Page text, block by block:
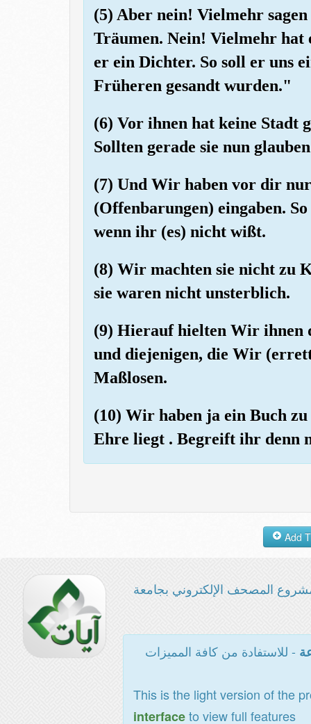
(5) Aber nein! Vielmehr
Träumen. Nein! Vielmehr
er ein Dichter. So soll er uns
Früheren gesandt wurden."
(6) Vor ihnen hat keine Stadt
Sollten gerade sie nun
(7) Und Wir haben vor dir
(Offenbarungen) eingaben.
wenn ihr (es) nicht wißt.
(8) Wir machten sie nicht zu
sie waren nicht unsterblich.
(9) Hierauf hielten Wir ihnen
und diejenigen, die Wir
Maßlosen.
(10) Wir haben ja ein Buch
Ehre liegt . Begreift ihr denn
المصحف الإلكتروني بجامعة
- للاستفادة من كافة المميزات
This is the light version of the
interfaceto view full features